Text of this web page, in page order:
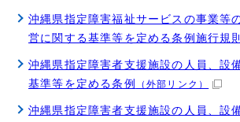
沖縄県指定障害福祉サービスの事業等
営に関する基準等を定める条例施行規則
沖縄県指定障害者支援施設の人員、設
基準等を定める条例
（外部リンク）
沖縄県指定障害者支援施設の人員、設